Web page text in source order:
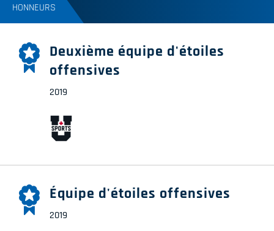
HONNEURS
Deuxième équipe d'étoiles
offensives
2019
Équipe d'étoiles offensives
2019